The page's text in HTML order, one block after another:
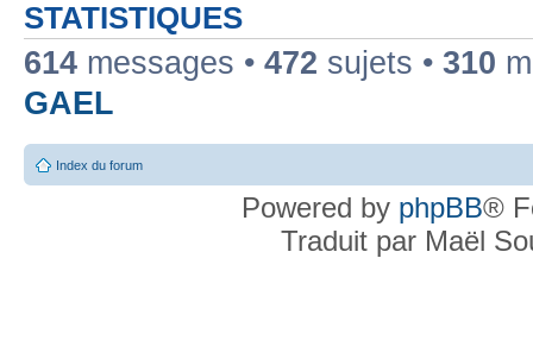
STATISTIQUES
614 messages • 472 sujets • 310
GAEL
Index du forum
Powered by phpBB®
Traduit par Maël